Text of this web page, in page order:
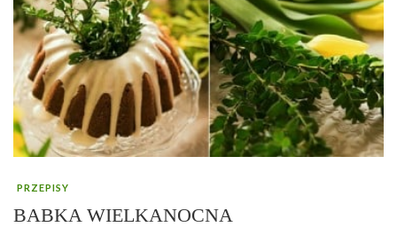
PRZEPISY
BABKA WIELKANOCNA